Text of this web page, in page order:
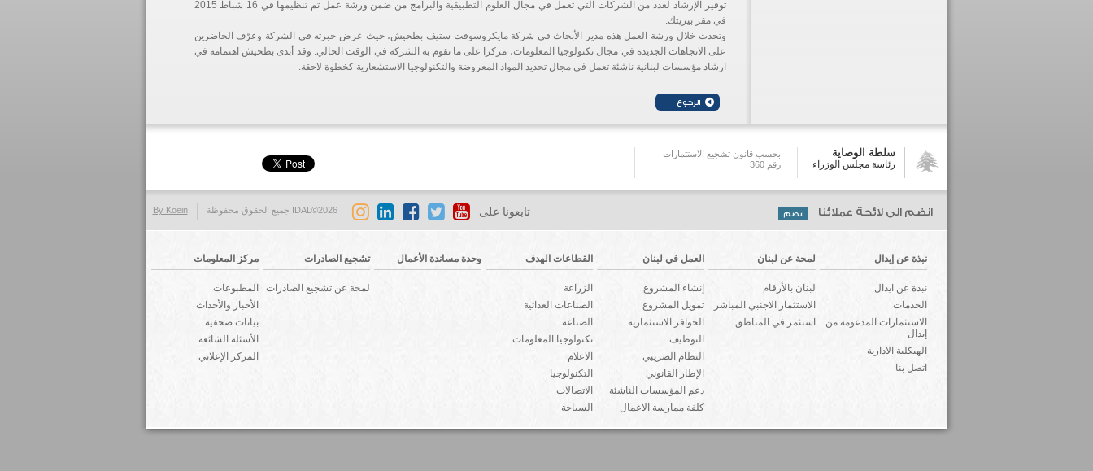
توفير الإرشاد لعدد من الشركات التي تعمل في مجال العلوم التطبيقية والبرامج من ضمن ورشة عمل تم تنظيمها في 16 شباط 2015
في مقر بيريتك.
وتحدث خلال ورشة العمل هذه مدير الأبحاث في شركة مايكروسوفت ستيف بطحيش، حيث عرض خبرته في الشركة وعرّف الحاضرين
على الاتجاهات الجديدة في مجال تكنولوجيا المعلومات، مركزا على ما تقوم به الشركة في الوقت الحالي. وقد أبدى بطحيش اهتمامه في
ارشاد مؤسسات لبنانية ناشئة تعمل في مجال تحديد المواد المعروضة والتكنولوجيا الاستشعارية كخطوة لاحقة.
سلطة الوصاية
رئاسة مجلس الوزراء
بحسب قانون تشجيع الاستثمارات
رقم 360
By Koein IDAL©2026 جميع الحقوق محفوظة انضم الى لائحة عملائنا تابعونا على
نبذة عن إيدال
نبذة عن ايدال
الخدمات
الاستثمارات المدعومة من
إيدال
الهيكلية الادارية
اتصل بنا
لمحة عن لبنان
لبنان بالأرقام
الاستثمار الاجنبي المباشر
استثمر في المناطق
العمل في لبنان
إنشاء المشروع
تمويل المشروع
الحوافز الاستثمارية
التوظيف
النظام الضريبي
الإطار القانوني
دعم المؤسسات الناشئة
كلفة ممارسة الاعمال
القطاعات الهدف
الزراعة
الصناعات الغذائية
الصناعة
تكنولوجيا المعلومات
الاعلام
التكنولوجيا
الاتصالات
السياحة
وحدة مساندة الأعمال تشجيع الصادرات
لمحة عن تشجيع الصادرات
مركز المعلومات
المطبوعات
الأخبار والأحداث
بيانات صحفية
الأسئلة الشائعة
المركز الإعلاني